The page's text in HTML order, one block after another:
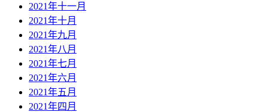
2021年十一月
2021年十月
2021年九月
2021年八月
2021年七月
2021年六月
2021年五月
2021年四月